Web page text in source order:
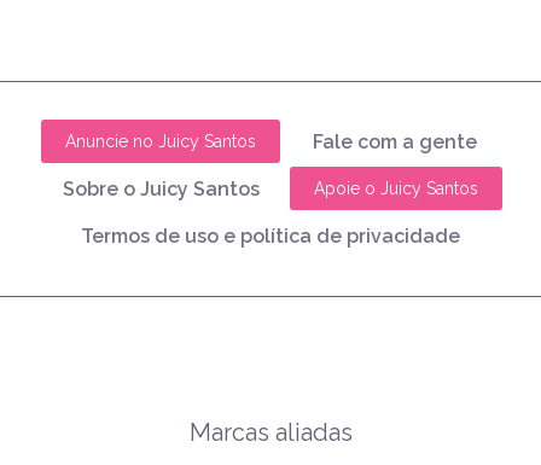
Anuncie no Juicy Santos Fale com a gente
Sobre o Juicy Santos Apoie o Juicy Santos
Termos de uso e política de privacidade
Marcas aliadas